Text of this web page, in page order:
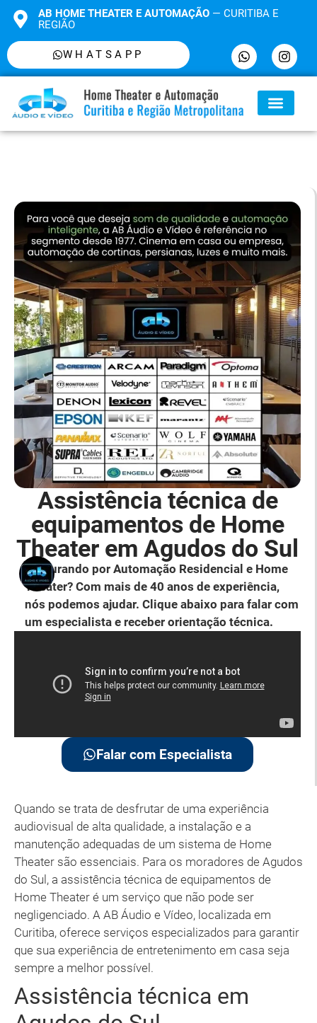
AB HOME THEATER E AUTOMAÇÃO— CURITIBA E
REGIÃO
WHATSAPP
Assistência técnica de
equipamentos de Home
Theater em Agudos do Sul
Procurando por Automação Residencial e Home
Theater? Com mais de 40 anos de experiência,
nós podemos ajudar. Clique abaixo para falar com
um especialista e receber orientação técnica.
Falar com Especialista
Quando se trata de desfrutar de uma experiência
audiovisual de alta qualidade, a instalação e a
manutenção adequadas de um sistema de Home
Theater são essenciais. Para os moradores de Agudos
do Sul, a assistência técnica de equipamentos de
Home Theater é um serviço que não pode ser
negligenciado. A AB Áudio e Vídeo, localizada em
Curitiba, oferece serviços especializados para garantir
que sua experiência de entretenimento em casa seja
sempre a melhor possível.
Assistência técnica em